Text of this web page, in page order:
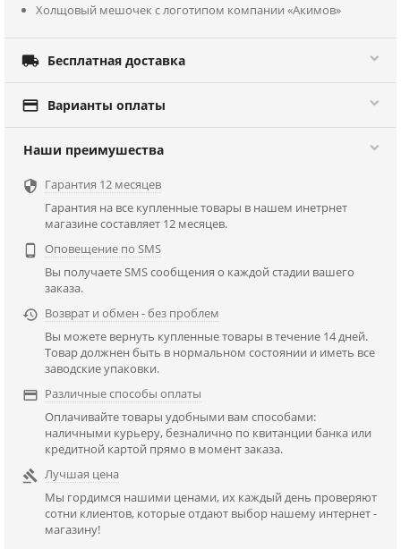
Холщовый мешочек с логотипом компании «Акимов»
 Бесплатная доставка
 Варианты оплаты
Наши преимушества
 Гарантия 12 месяцев
Гарантия на все купленные товары в нашем инетрнет
магазине составляет 12 месяцев.

Оповещение по SMS
Вы получаете SMS сообщения о каждой стадии вашего
заказа.
 Возврат и обмен - без проблем
Вы можете вернуть купленные товары в течение 14 дней.
Товар должнен быть в нормальном состоянии и иметь все
заводские упаковки.
 Различные способы оплаты
Оплачивайте товары удобными вам способами:
наличными курьеру, безналично по квитанции банка или
кредитной картой прямо в момент заказа.
 Лучшая цена
Мы гордимся нашими ценами, их каждый день проверяют
сотни клиентов, которые отдают выбор нашему интернет -
магазину!